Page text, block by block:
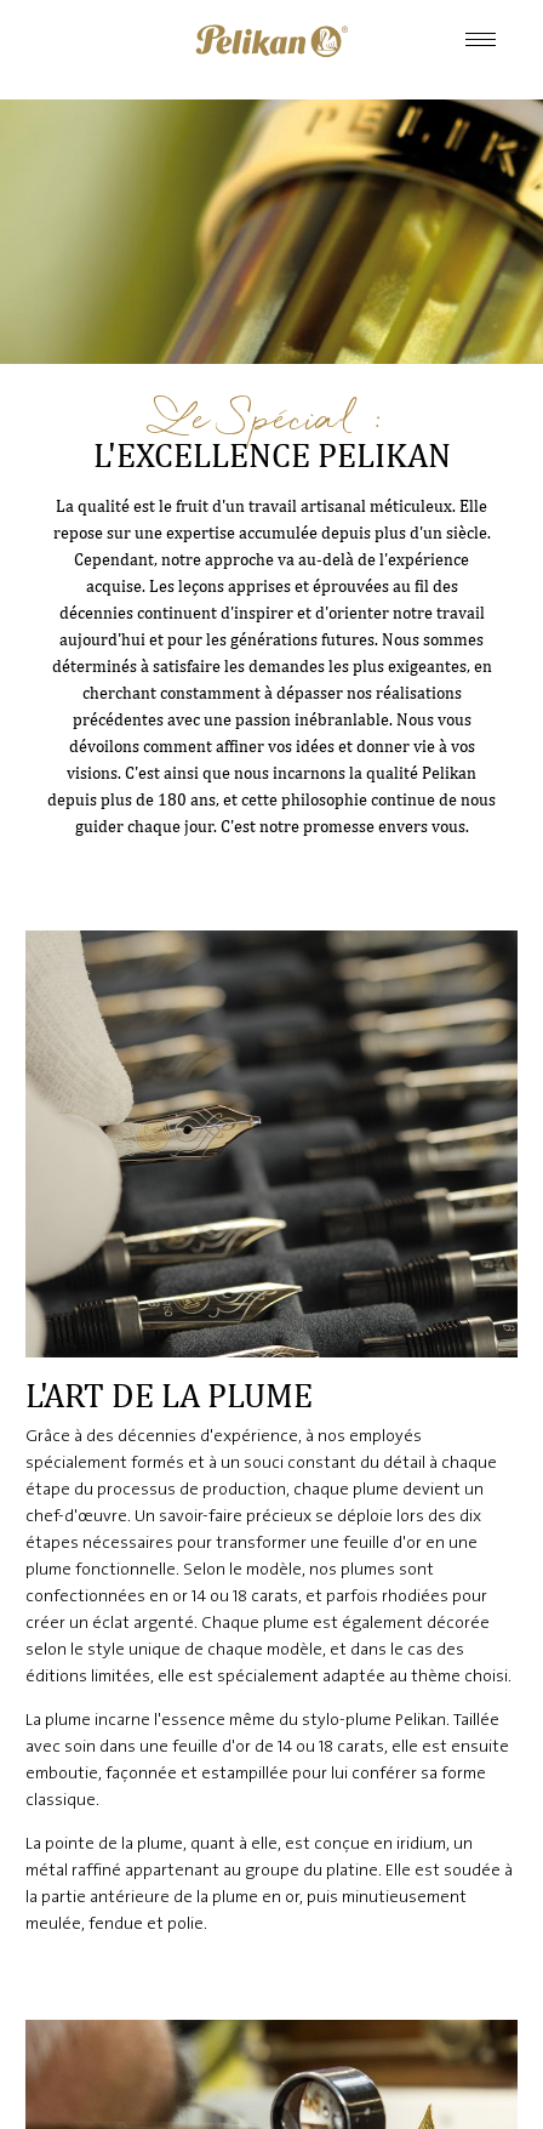
Le Spécial :
L'EXCELLENCE PELIKAN
La qualité est le fruit d'un travail artisanal méticuleux. Elle
repose sur une expertise accumulée depuis plus d'un siècle.
Cependant, notre approche va au-delà de l'expérience
acquise. Les leçons apprises et éprouvées au fil des
décennies continuent d'inspirer et d'orienter notre travail
aujourd'hui et pour les générations futures. Nous sommes
déterminés à satisfaire les demandes les plus exigeantes, en
cherchant constamment à dépasser nos réalisations
précédentes avec une passion inébranlable. Nous vous
dévoilons comment affiner vos idées et donner vie à vos
visions. C'est ainsi que nous incarnons la qualité Pelikan
depuis plus de 180 ans, et cette philosophie continue de nous
guider chaque jour. C'est notre promesse envers vous.
L'ART DE LA PLUME
Grâce à des décennies d'expérience, à nos employés
spécialement formés et à un souci constant du détail à chaque
étape du processus de production, chaque plume devient un
chef-d'œuvre. Un savoir-faire précieux se déploie lors des dix
étapes nécessaires pour transformer une feuille d'or en une
plume fonctionnelle. Selon le modèle, nos plumes sont
confectionnées en or 14 ou 18 carats, et parfois rhodiées pour
créer un éclat argenté. Chaque plume est également décorée
selon le style unique de chaque modèle, et dans le cas des
éditions limitées, elle est spécialement adaptée au thème choisi.
La plume incarne l'essence même du stylo-plume Pelikan. Taillée
avec soin dans une feuille d'or de 14 ou 18 carats, elle est ensuite
emboutie, façonnée et estampillée pour lui conférer sa forme
classique.
La pointe de la plume, quant à elle, est conçue en iridium, un
métal raffiné appartenant au groupe du platine. Elle est soudée à
la partie antérieure de la plume en or, puis minutieusement
meulée, fendue et polie.